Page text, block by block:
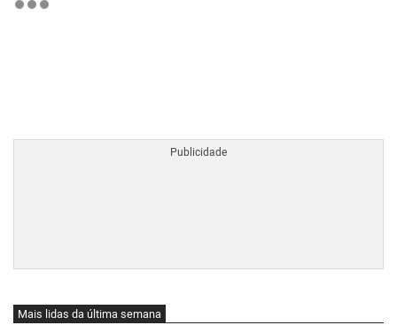
Mais lidas da última semana